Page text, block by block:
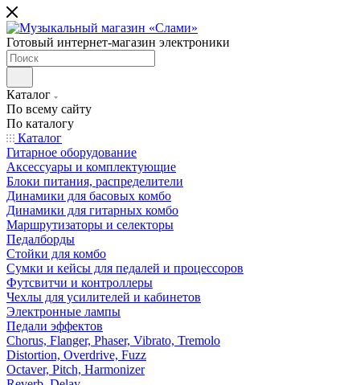
Готовый интернет-магазин электроники
Каталог
По всему сайту
По каталогу
Каталог
Гитарное оборудование
Аксессуары и комплектующие
Блоки питания, распределители
Динамики для басовых комбо
Динамики для гитарных комбо
Маршрутизаторы и селекторы
Педалборды
Стойки для комбо
Сумки и кейсы для педалей и процессоров
Футсвитчи и контроллеры
Чехлы для усилителей и кабинетов
Электронные лампы
Педали эффектов
Chorus, Flanger, Phaser, Vibrato, Tremolo
Distortion, Overdrive, Fuzz
Octaver, Pitch, Harmonizer